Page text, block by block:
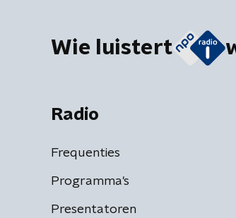
Wie luistert
Radio
Frequenties
Programma's
Presentatoren